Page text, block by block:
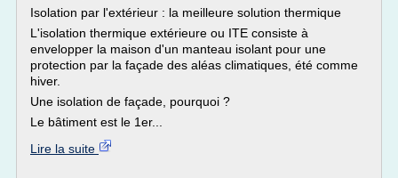
Isolation par l'extérieur : la meilleure solution thermique
L'isolation thermique extérieure ou ITE consiste à
envelopper la maison d'un manteau isolant pour une
protection par la façade des aléas climatiques, été comme
hiver.
Une isolation de façade, pourquoi ?
Le bâtiment est le 1er...
Lire la suite